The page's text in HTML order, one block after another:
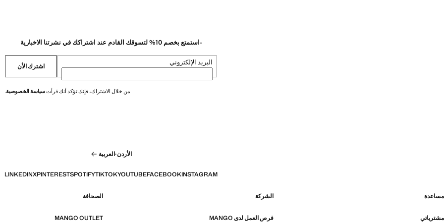
-استمتع بخصم 10% لتسوقك القادم عند اشتراكك في نشرتنا الاخبارية
البريد الإلكتروني اشترك الأن
من خلال الاشتراك، فإنك تؤكد أنك قرأتسياسة الخصوصية.
الأردن·العربية
INSTAGRAM
FACEBOOK
YOUTUBE
TIKTOK
SPOTIFY
PINTEREST
X
LINKEDIN
مساعدة الشركة الصحافة
مشترياتي فرص العمل لدى MANGO MANGO OUTLET